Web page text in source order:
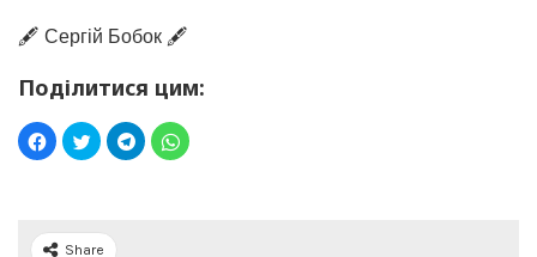
🖋️ Сергій Бобок 🖋️
Поділитися цим:
Share